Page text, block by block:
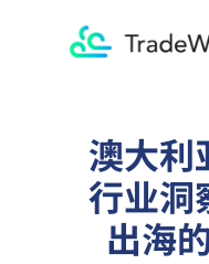
澳大利
行业洞
出海